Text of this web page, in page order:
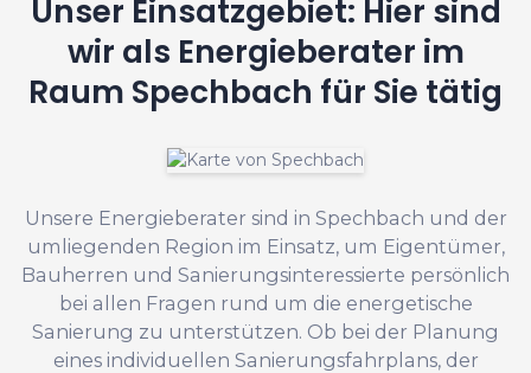
Unser Einsatzgebiet: Hier sind
wir als Energieberater im
Raum Spechbach für Sie tätig
Unsere Energieberater sind in Spechbach und der
umliegenden Region im Einsatz, um Eigentümer,
Bauherren und Sanierungsinteressierte persönlich
bei allen Fragen rund um die energetische
Sanierung zu unterstützen. Ob bei der Planung
eines individuellen Sanierungsfahrplans, der